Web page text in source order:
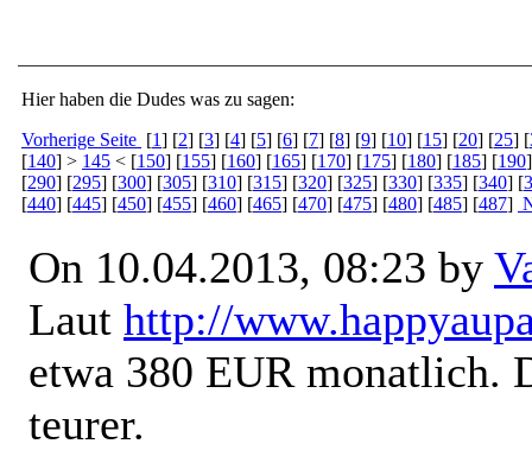
Hier haben die Dudes was zu sagen:
Vorherige Seite [1] [2] [3] [4] [5] [6] [7] [8] [9] [10] [15] [20] [25] [
[140] > 145 < [150] [155] [160] [165] [170] [175] [180] [185] [190
[290] [295] [300] [305] [310] [315] [320] [325] [330] [335] [340] [
[440] [445] [450] [455] [460] [465] [470] [475] [480] [485] [487]
On 10.04.2013, 08:23 by
Laut http://
etwa 380 EUR monatlich.
teurer.